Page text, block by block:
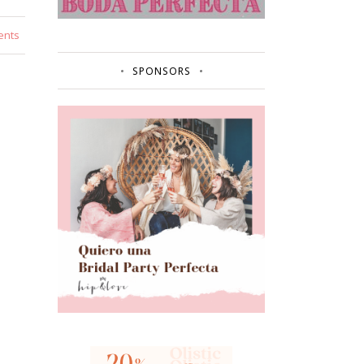
SPONSORS